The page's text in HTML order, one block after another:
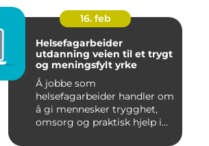
16. feb
Helsefagarbeider
utdanning veien til et trygt
og meningsfylt yrke
Å jobbe som
helsefagarbeider handler om
å gi mennesker trygghet,
omsorg og praktisk hjelp i